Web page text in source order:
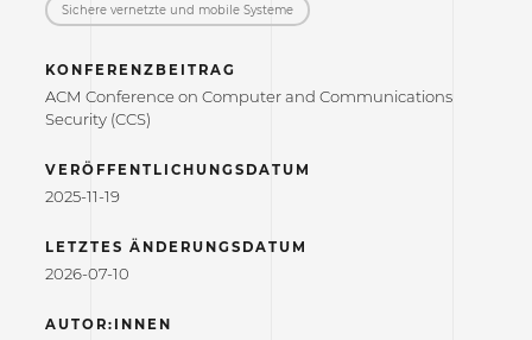
Sichere vernetzte und mobile Systeme
KONFERENZBEITRAG
ACM Conference on Computer and Communications
Security (CCS)
VERÖFFENTLICHUNGSDATUM
2025-11-19
LETZTES ÄNDERUNGSDATUM
2026-07-10
AUTOR:INNEN